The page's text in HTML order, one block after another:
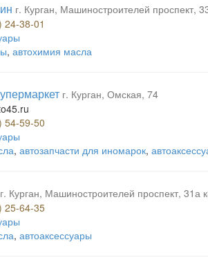
г. Курган, Машиностроителей проспект,
24-38-01
, автохимия масла
г. Курган, Омская, 74
54-59-50
, автозапчасти для иномарок,
г. Курган, Машиностроителей проспект, 31а
25-64-35
, автоаксессуары